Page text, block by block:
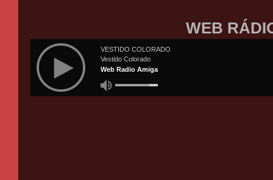
WEB